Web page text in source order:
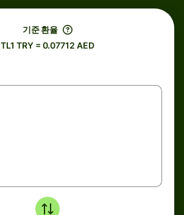
기준 환율
TL1 TRY = 0.07712 AED